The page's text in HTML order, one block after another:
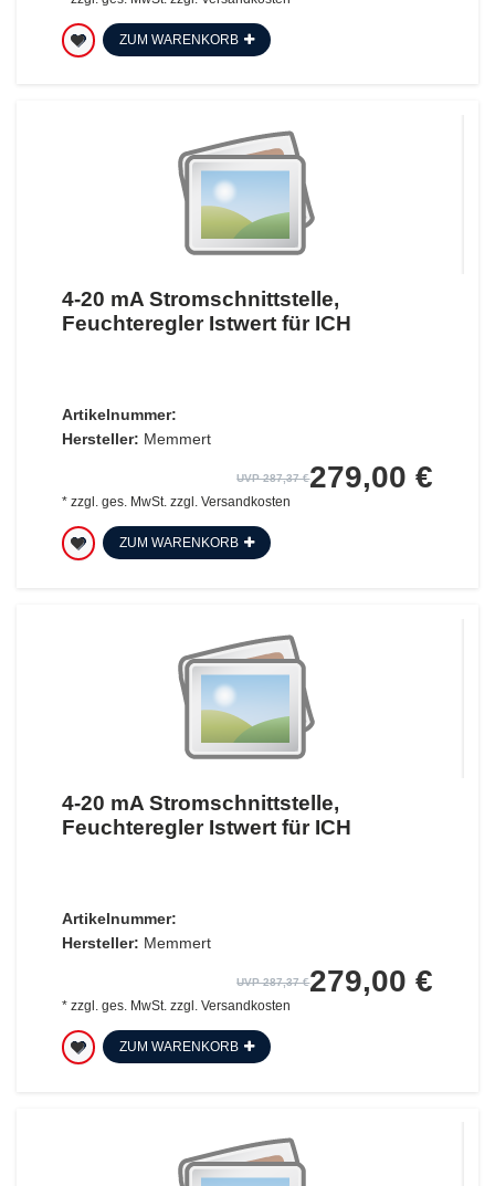
ZUM WARENKORB
4-20 mA Stromschnittstelle,
Feuchteregler Istwert für ICH
Artikelnummer:
Hersteller: Memmert
UVP 287,37 €279,00 €
* zzgl. ges. MwSt.zzgl. Versandkosten
ZUM WARENKORB
4-20 mA Stromschnittstelle,
Feuchteregler Istwert für ICH
Artikelnummer:
Hersteller: Memmert
UVP 287,37 €279,00 €
* zzgl. ges. MwSt.zzgl. Versandkosten
ZUM WARENKORB